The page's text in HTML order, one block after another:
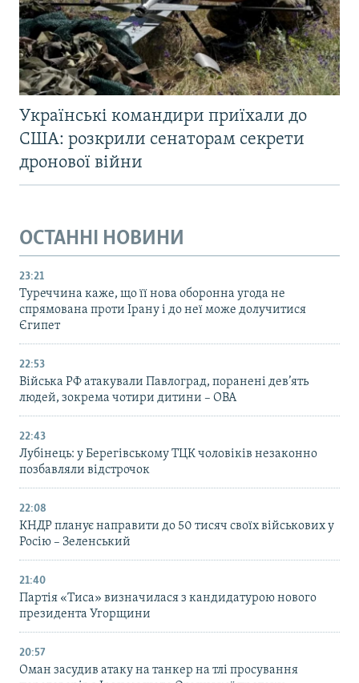
Українські командири приїхали до
США: розкрили сенаторам секрети
дронової війни
ОСТАННІ НОВИНИ
23:21
Туреччина каже, що її нова оборонна угода не
спрямована проти Ірану і до неї може долучитися
Єгипет
22:53
Війська РФ атакували Павлоград, поранені дев’ять
людей, зокрема чотири дитини – ОВА
22:43
Лубінець: у Берегівському ТЦК чоловіків незаконно
позбавляли відстрочок
22:08
КНДР планує направити до 50 тисяч своїх військових у
Росію – Зеленський
21:40
Партія «Тиса» визначилася з кандидатурою нового
президента Угорщини
20:57
Оман засудив атаку на танкер на тлі просування